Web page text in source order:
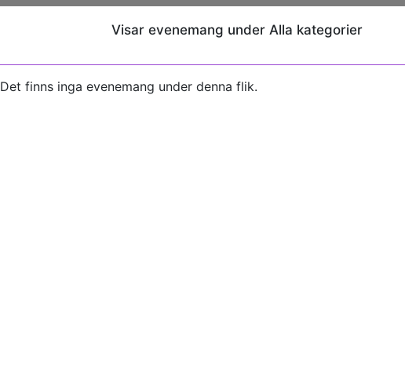
Visar evenemang under Alla kategorier
Det finns inga evenemang under denna flik.